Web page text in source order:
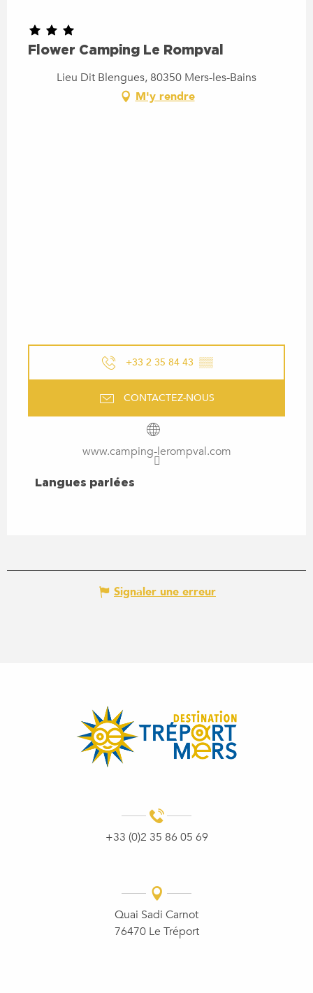
Flower Camping Le Rompval
Lieu Dit Blengues, 80350 Mers-les-Bains
M'y rendre
+33 2 35 84 43 ▒▒
CONTACTEZ-NOUS
www.camping-lerompval.com
LANGUES PARLÉES
Langues parlées
Signaler une erreur
+33 (0)2 35 86 05 69
Quai Sadi Carnot
76470 Le Tréport